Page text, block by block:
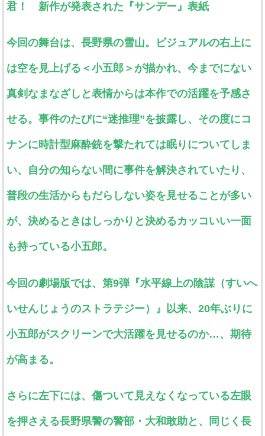
君！ 新作が発表された『サンデー』表紙
今回の舞台は、長野県の雪山。ビジュアルの右上に
は空を見上げる＜小五郎＞が描かれ、今までにない
真剣なまなざしと表情からは本作での活躍を予感さ
せる。事件のたびに“迷推理”を披露し、その度にコ
ナンに時計型麻酔銃を撃たれては眠りについてしま
い、自分の知らない間に事件を解決されていたり、
普段の生活からもだらしない姿を見せることが多い
が、決めるときはしっかりと決めるカッコいい一面
も持っている小五郎。
今回の劇場版では、第9弾『水平線上の陰謀（すいへ
いせんじょうのストラテジー）』以来、20年ぶりに
小五郎がスクリーンで大活躍を見せるのか…、期待
が高まる。
さらに左下には、傷ついて見えなくなっている左眼
を押さえる長野県警の警部・大和敢助と、同じく長